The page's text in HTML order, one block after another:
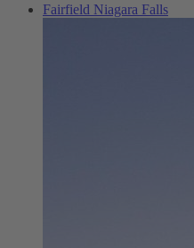
Fairfield Niagara Falls